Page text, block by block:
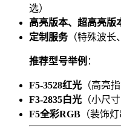
选）
高亮版本、超高亮版
定制服务（特殊波长
推荐型号举例 ：
F5-3528红光 （高亮
F3-2835白光 （小尺
F5全彩RGB （装饰